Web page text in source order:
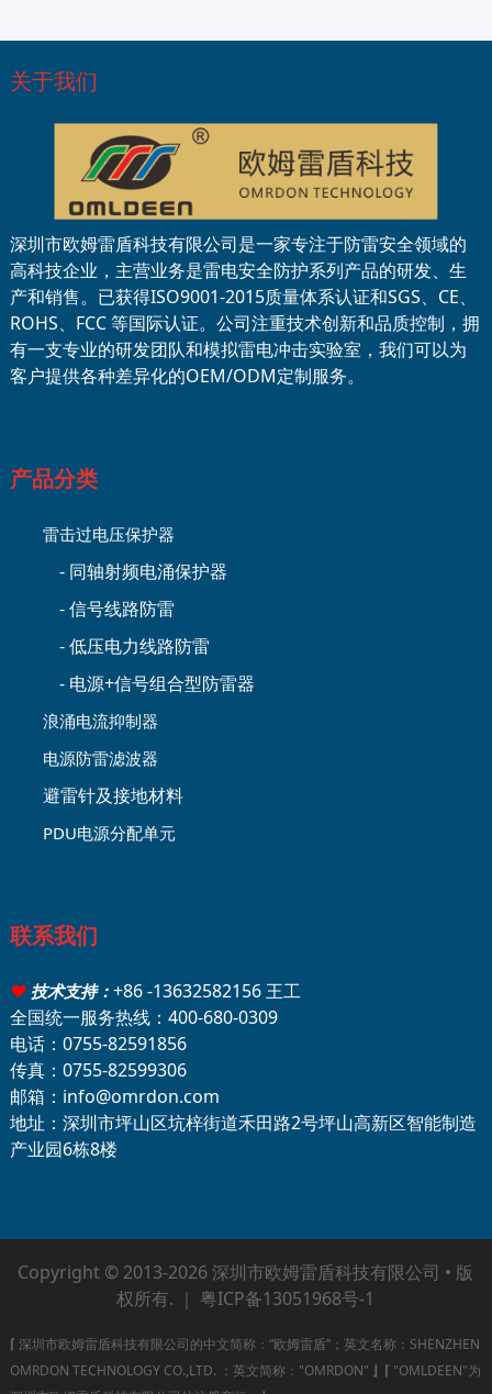
关于我们
深圳市欧姆雷盾科技有限公司是一家专注于防雷安全领域的
高科技企业，主营业务是雷电安全防护系列产品的研发、生
产和销售。已获得ISO9001-2015质量体系认证和SGS、CE、
ROHS、FCC 等国际认证。公司注重技术创新和品质控制，拥
有一支专业的研发团队和模拟雷电冲击实验室，我们可以为
客户提供各种差异化的OEM/ODM定制服务。
产品分类
雷击过电压保护器
- 同轴射频电涌保护器
- 信号线路防雷
- 低压电力线路防雷
- 电源+信号组合型防雷器
浪涌电流抑制器
电源防雷滤波器
避雷针及接地材料
PDU电源分配单元
联系我们
♥技术支持： +86 -13632582156 王工
全国统一服务热线：400-680-0309
电话：0755-82591856
传真：0755-82599306
邮箱：info@omrdon.com
地址：深圳市坪山区坑梓街道禾田路2号坪山高新区智能制造
产业园6栋8楼
Copyright © 2013-2026 深圳市欧姆雷盾科技有限公司 • 版
权所有. ｜粤ICP备13051968号-1
⌈ 深圳市欧姆雷盾科技有限公司的中文简称：“欧姆雷盾”；英文名称：SHENZHEN
OMRDON TECHNOLOGY CO.,LTD. ；英文简称："OMRDON" ⌋ ⌈ "OMLDEEN"为